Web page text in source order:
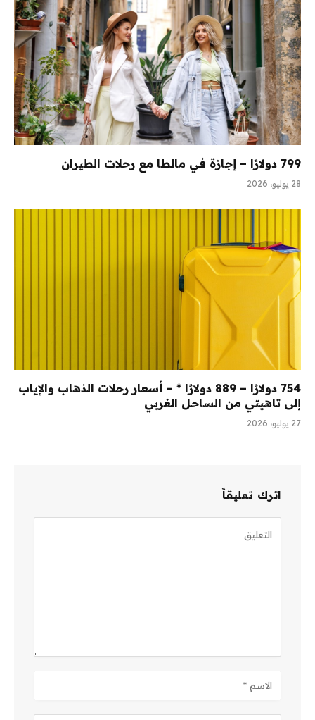
799 دولارًا – إجازة في مالطا مع رحلات الطيران
28 يوليو، 2026
754 دولارًا – 889 دولارًا * – أسعار رحلات الذهاب والإياب
إلى تاهيتي من الساحل الغربي
27 يوليو، 2026
اترك تعليقاً